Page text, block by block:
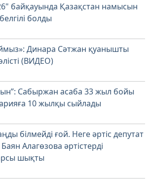
байқауында Қазақстан намысын
болды
Динара Сәтжан қуанышты
(ВИДЕО)
Сабыржан асаба 33 жыл бойы
10 жылқы сыйлады
білмейді ғой. Неге әртіс депутат
Алагөзова әртістерді
шықты